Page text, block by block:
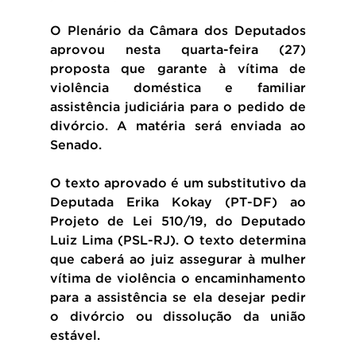
O Plenário da Câmara dos Deputados
aprovou nesta quarta-feira (27)
proposta que garante à vítima de
violência doméstica e familiar
assistência judiciária para o pedido de
divórcio. A matéria será enviada ao
Senado.
O texto aprovado é um substitutivo da
Deputada Erika Kokay (PT-DF) ao
Projeto de Lei 510/19, do Deputado
Luiz Lima (PSL-RJ). O texto determina
que caberá ao juiz assegurar à mulher
vítima de violência o encaminhamento
para a assistência se ela desejar pedir
o divórcio ou dissolução da união
estável.